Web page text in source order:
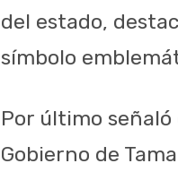
del estado,
símbolo
Por último
Gobierno de